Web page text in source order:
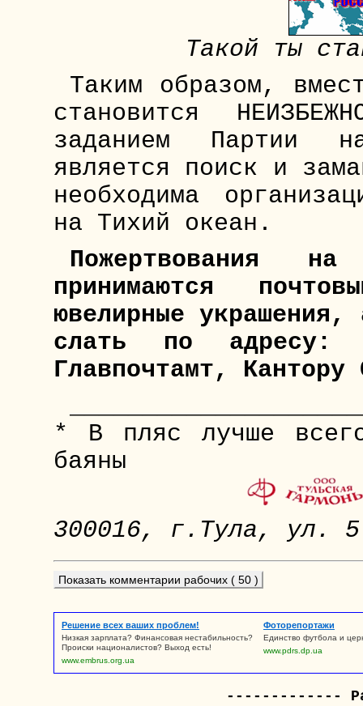
Такой ты
Таким образом,
становится
заданием Партии
является поиск и
необходима
на Тихий океан.
Пожертвования на
принимаются
ювелирные украшения,
слать по адресу:
Главпочтамт,
* В пляс лучше
баяны
300016, г.Тула, ул.
Показать комментарии рабочих ( 50 )
Решение всех ваших проблем!
Низкая зарплата? Финансовая нестабильность?
Происки националистов? Выход есть!
www.embrus.org.ua
Фоторепортажи
Единство футбола и
www.pdrs.dp.ua
-------------